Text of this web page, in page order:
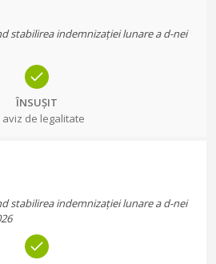
stabilirea indemnizației lunare a d-nei
ÎNSUȘIT
aviz de legalitate
stabilirea indemnizației lunare a d-nei